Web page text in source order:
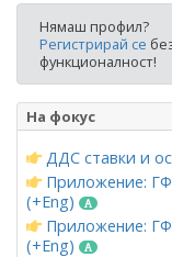
Нямаш профил?
Регистрирай се
функционалност!
На фокус
ДДС ставки и
Приложение:
(+Eng)
Приложение:
(+Eng)